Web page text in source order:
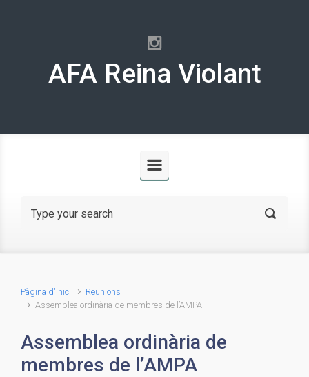
AFA Reina Violant
Pàgina d'inici
Reunions
Assemblea ordinària de membres de l’AMPA
Assemblea ordinària de
membres de l’AMPA